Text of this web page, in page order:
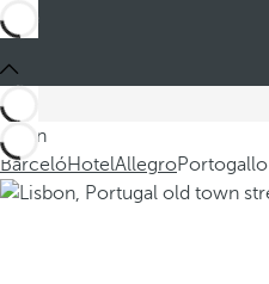
Sei in
BarcelóHotelAllegroPortogallo